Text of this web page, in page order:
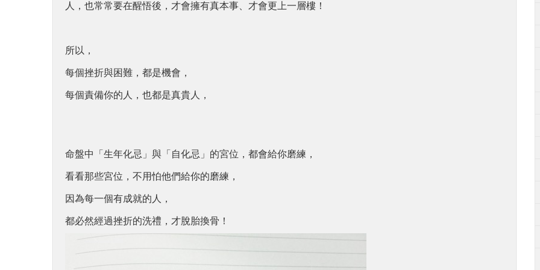
人，也常常要在醒悟後， 才會擁有真本事、才會更上一層樓！
所以，
每個挫折與困難，都是機會，
每個責備你的人，也都是真貴人，
命盤中「生年化忌」與「自化忌」的宮位，都會給你磨練，
看看那些宮位，不用怕他們給你的磨練，
因為每一個有成就的人，
都必然經過挫折的洗禮，才脫胎換骨！